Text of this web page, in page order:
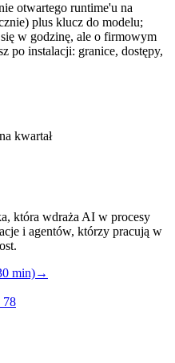
otwartego runtime'u na
plus klucz do modelu;
w godzinę, ale o firmowym
po instalacji: granice, dostępy,
kwartał
która wdraża AI w procesy
i agentów, którzy pracują w
min)→
78